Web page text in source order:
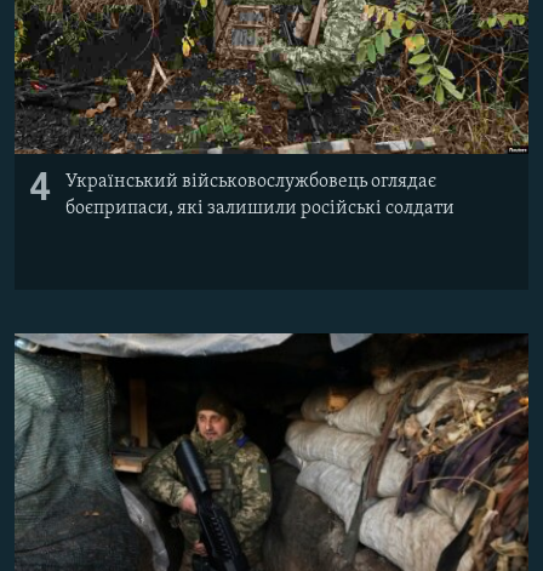
4
Український військовослужбовець оглядає
боєприпаси, які залишили російські солдати